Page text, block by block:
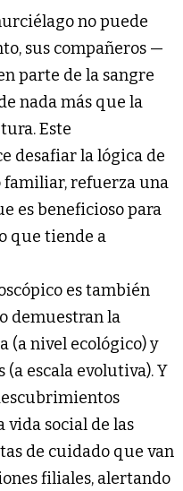
no puede
sus compañeros —
parte de la sangre
nada más que la
Este
desafiar la lógica de
refuerza una
es beneficioso para
que tiende a
es también
demuestran la
(a nivel ecológico) y
escala evolutiva). Y
vida social de las
de cuidado que van
filiales, alertando